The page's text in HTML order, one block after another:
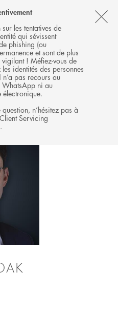
les tentatives de
qui sévissent
phishing (ou
et sont de plus
! Méfiez-vous de
identités des personnes
pas recours au
WhatsApp ni au
n’hésitez pas à
Servicing
MENU